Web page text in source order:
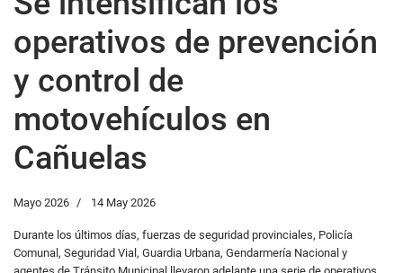
operativos de prevención
y control de
motovehículos en
Cañuelas
Mayo 2026 14 May 2026
Durante los últimos días, fuerzas de seguridad provinciales, Policía
Comunal, Seguridad Vial, Guardia Urbana, Gendarmería Nacional y